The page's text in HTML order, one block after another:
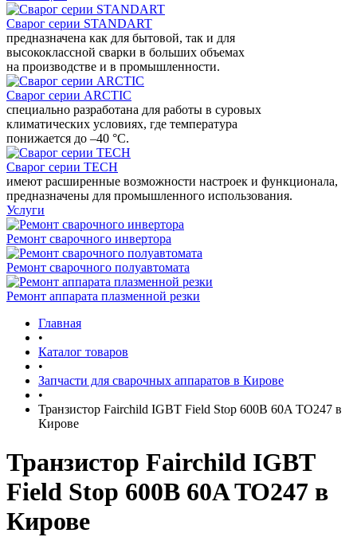
Сварог серии STANDART
предназначена как для бытовой, так и для
высококлассной сварки в больших объемах
на производстве и в промышленности.
Сварог серии ARCTIC
специально разработана для работы в суровых
климатических условиях, где температура
понижается до –40 °С.
Сварог серии TECH
имеют расширенные возможности настроек и функционала,
предназначены для промышленного использования.
Услуги
Ремонт сварочного инвертора
Ремонт сварочного полуавтомата
Ремонт аппарата плазменной резки
Главная
•
Каталог товаров
•
Запчасти для сварочных аппаратов в Кирове
•
Транзистор Fairchild IGBT Field Stop 600B 60A TO247 в
Кирове
Транзистор Fairchild IGBT
Field Stop 600B 60A TO247 в
Кирове